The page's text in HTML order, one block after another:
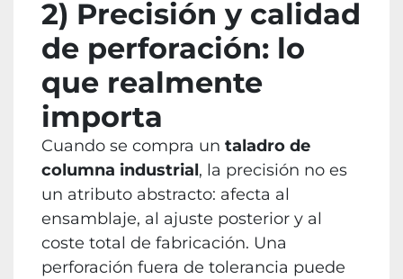
2) Precisión y calidad
de perforación: lo
que realmente
importa
Cuando se compra un taladro de
columna industrial, la precisión no es
un atributo abstracto: afecta al
ensamblaje, al ajuste posterior y al
coste total de fabricación. Una
perforación fuera de tolerancia puede